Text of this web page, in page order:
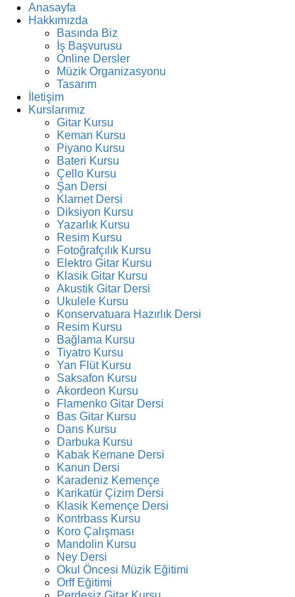
Anasayfa
Hakkımızda
Basında Biz
İş Başvurusu
Online Dersler
Müzik Organizasyonu
Tasarım
İletişim
Kurslarımız
Gitar Kursu
Keman Kursu
Piyano Kursu
Bateri Kursu
Çello Kursu
Şan Dersi
Klarnet Dersi
Diksiyon Kursu
Yazarlık Kursu
Resim Kursu
Fotoğrafçılık Kursu
Elektro Gitar Kursu
Klasik Gitar Kursu
Akustik Gitar Dersi
Ukulele Kursu
Konservatuara Hazırlık Dersi
Resim Kursu
Bağlama Kursu
Tiyatro Kursu
Yan Flüt Kursu
Saksafon Kursu
Akordeon Kursu
Flamenko Gitar Dersi
Bas Gitar Kursu
Dans Kursu
Darbuka Kursu
Kabak Kemane Dersi
Kanun Dersi
Karadeniz Kemençe
Karikatür Çizim Dersi
Klasik Kemençe Dersi
Kontrbass Kursu
Koro Çalışması
Mandolin Kursu
Ney Dersi
Okul Öncesi Müzik Eğitimi
Orff Eğitimi